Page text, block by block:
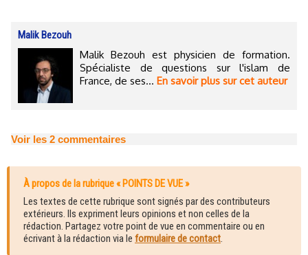
Malik Bezouh
Malik Bezouh est physicien de formation.
Spécialiste de questions sur l'islam de
France, de ses... En savoir plus sur cet auteur
Voir les 2 commentaires
À propos de la rubrique « POINTS DE VUE »
Les textes de cette rubrique sont signés par des contributeurs
extérieurs. Ils expriment leurs opinions et non celles de la
rédaction. Partagez votre point de vue en commentaire ou en
écrivant à la rédaction via le formulaire de contact.